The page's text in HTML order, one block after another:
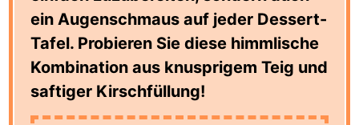
ein Augenschmaus auf jeder Dessert-
Tafel. Probieren Sie diese himmlische
Kombination aus knusprigem Teig und
saftiger Kirschfüllung!